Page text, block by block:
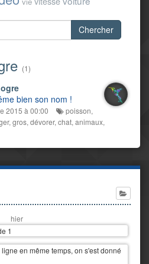
Chercher
(1)
bien son nom !
2015 à 00:00 poisson,
, gros, dévorer, chat, animaux,
hier
1
en même temps, on s'est donné